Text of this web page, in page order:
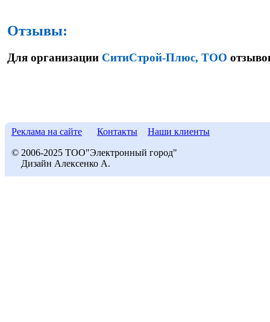
Отзывы:
Для организации СитиСтрой-Плюс, ТОО
Реклама на сайте Контакты Наши клиенты
© 2006-2025 ТОО"Электронный город"
Дизайн Алексенко А.